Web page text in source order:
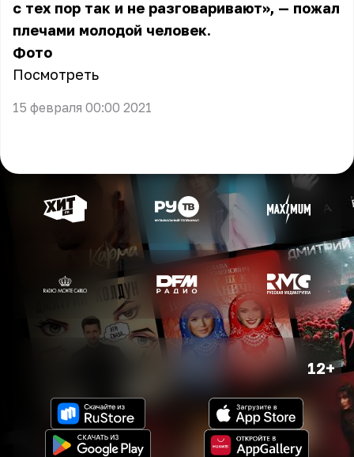
с тех пор так и не разговаривают», — пожал
плечами молодой человек.
Фото
Посмотреть
15 февраля 00:00 2021
12+